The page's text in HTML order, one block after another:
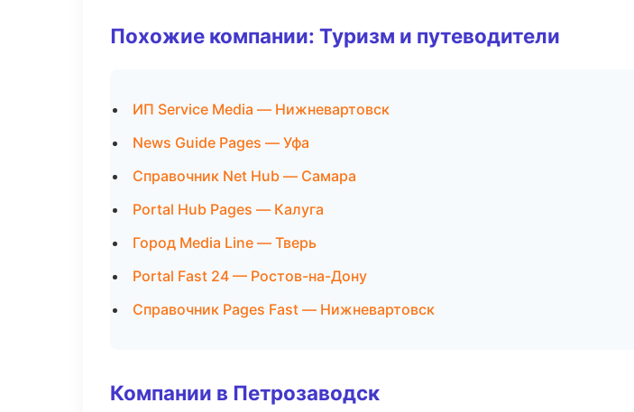
Похожие компании: Туризм и путеводители
ИП Service Media — Нижневартовск
News Guide Pages — Уфа
Справочник Net Hub — Самара
Portal Hub Pages — Калуга
Город Media Line — Тверь
Portal Fast 24 — Ростов-на-Дону
Справочник Pages Fast — Нижневартовск
Компании в Петрозаводск